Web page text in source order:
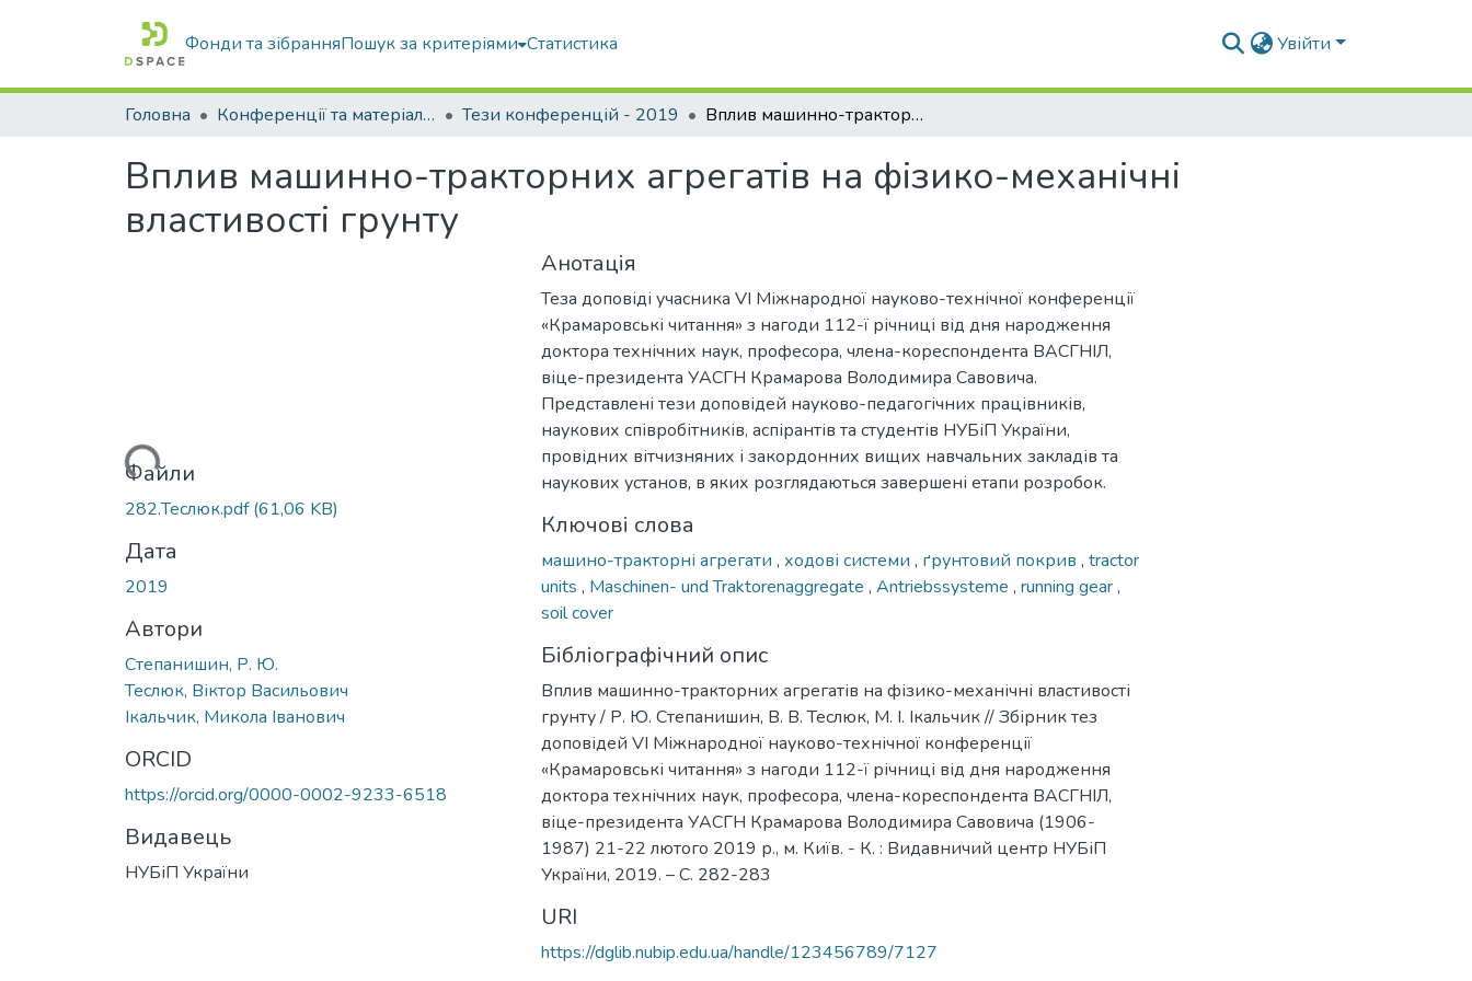
Фонди та зібранняПошук за критеріями Статистика Увійти
Головна Конференції та матеріали конференцій Тези конференцій - 2019 Вплив машинно-тракторних агрегатів на фізико-механічні властивості грунту
Вплив машинно-тракторних агрегатів на фізико-механічні
властивості грунту
Вантажиться...Файли
282.Теслюк.pdf(61,06 KB)
Дата
2019
Автори
Степанишин, Р. Ю.
Теслюк, Віктор Васильович
Ікальчик, Микола Іванович
ORCID
https://orcid.org/0000-0002-9233-6518
Видавець
НУБіП України
Анотація
Теза доповіді учасника VI Міжнародної науково-технічної конференції
«Крамаровські читання» з нагоди 112-ї річниці від дня народження
доктора технічних наук, професора, члена-кореспондента ВАСГНІЛ,
віце-президента УАСГН Крамарова Володимира Савовича.
Представлені тези доповідей науково-педагогічних працівників,
наукових співробітників, аспірантів та студентів НУБіП України,
провідних вітчизняних і закордонних вищих навчальних закладів та
наукових установ, в яких розглядаються завершені етапи розробок.
Ключові слова
машино-тракторні агрегати , ходові системи , ґрунтовий покрив , tractor
units , Maschinen- und Traktorenaggregate , Antriebssysteme , running gear,
soil cover
Бібліографічний опис
Вплив машинно-тракторних агрегатів на фізико-механічні властивості
грунту / Р. Ю. Степанишин, В. В. Теслюк, М. І. Ікальчик // Збірник тез
доповідей VI Міжнародної науково-технічної конференції
«Крамаровські читання» з нагоди 112-ї річниці від дня народження
доктора технічних наук, професора, члена-кореспондента ВАСГНІЛ,
віце-президента УАСГН Крамарова Володимира Савовича (1906-
1987) 21-22 лютого 2019 р., м. Київ. - К. : Видавничий центр НУБіП
України, 2019. – C. 282-283
URI
https://dglib.nubip.edu.ua/handle/123456789/7127